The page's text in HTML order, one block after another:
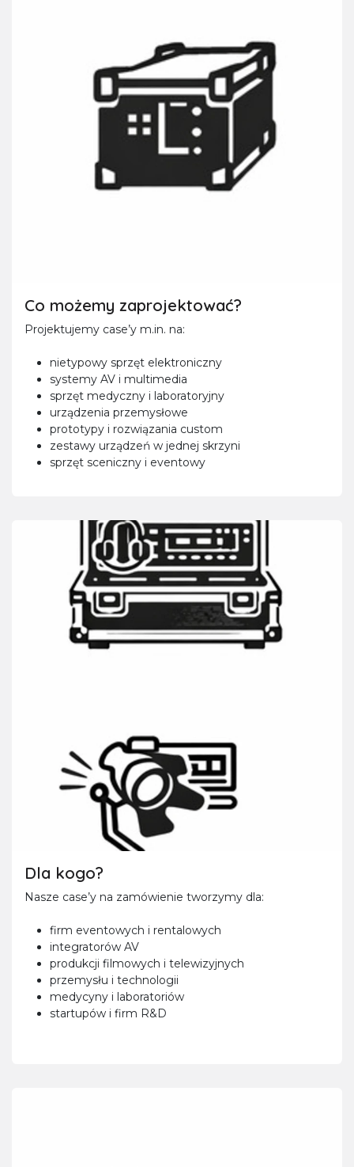
Co możemy zaprojektować?
Projektujemy case’y m.in. na:
nietypowy sprzęt elektroniczny
systemy AV i multimedia
sprzęt medyczny i laboratoryjny
urządzenia przemysłowe
prototypy i rozwiązania custom
zestawy urządzeń w jednej skrzyni
sprzęt sceniczny i eventowy
Dla kogo?
Nasze case’y na zamówienie tworzymy dla:
firm eventowych i rentalowych
integratorów AV
produkcji filmowych i telewizyjnych
przemysłu i technologii
medycyny i laboratoriów
startupów i firm R&D